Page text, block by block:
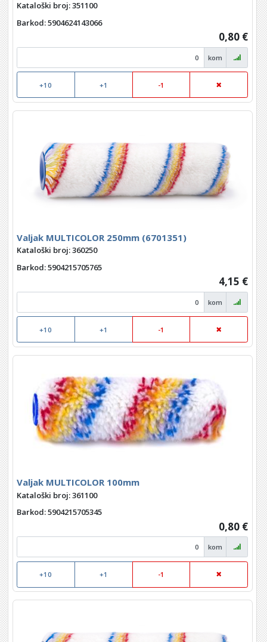
Kataloški broj: 351100
Barkod: 5904624143066
0,80 €
kom
+10 +1 -1
Valjak MULTICOLOR 250mm (6701351)
Kataloški broj: 360250
Barkod: 5904215705765
4,15 €
kom
+10 +1 -1
Valjak MULTICOLOR 100mm
Kataloški broj: 361100
Barkod: 5904215705345
0,80 €
kom
+10 +1 -1